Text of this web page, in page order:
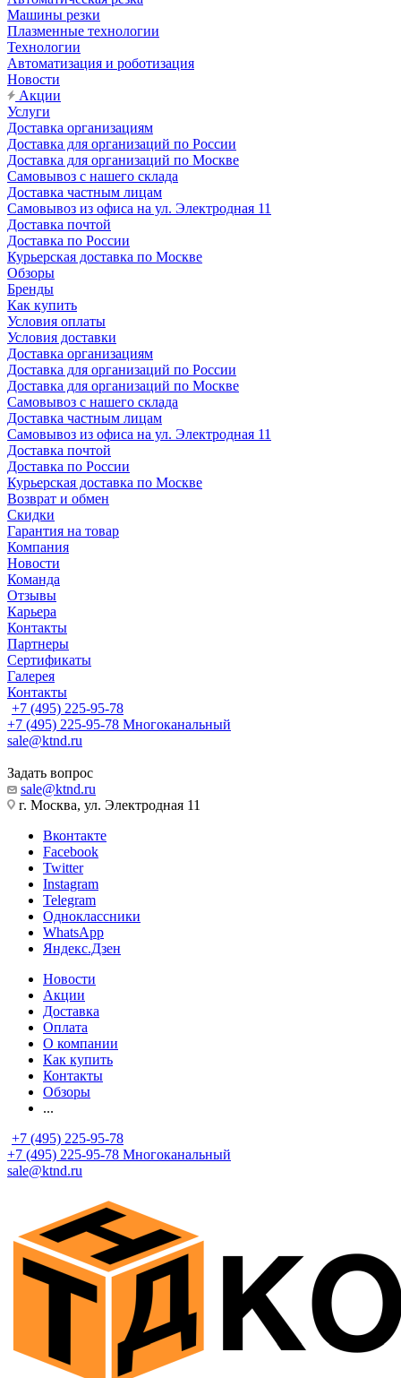
Машины резки
Плазменные технологии
Технологии
Автоматизация и роботизация
Новости
Акции
Услуги
Доставка организациям
Доставка для организаций по России
Доставка для организаций по Москве
Самовывоз с нашего склада
Доставка частным лицам
Самовывоз из офиса на ул. Электродная 11
Доставка почтой
Доставка по России
Курьерская доставка по Москве
Обзоры
Бренды
Как купить
Условия оплаты
Условия доставки
Доставка организациям
Доставка для организаций по России
Доставка для организаций по Москве
Самовывоз с нашего склада
Доставка частным лицам
Самовывоз из офиса на ул. Электродная 11
Доставка почтой
Доставка по России
Курьерская доставка по Москве
Возврат и обмен
Скидки
Гарантия на товар
Компания
Новости
Команда
Отзывы
Карьера
Контакты
Партнеры
Сертификаты
Галерея
Контакты
+7 (495) 225-95-78
+7 (495) 225-95-78 Многоканальный
sale@ktnd.ru
Задать вопрос
sale@ktnd.ru
г. Москва, ул. Электродная 11
Вконтакте
Facebook
Twitter
Instagram
Telegram
Одноклассники
WhatsApp
Яндекс.Дзен
Новости
Акции
Доставка
Оплата
О компании
Как купить
Контакты
Обзоры
...
+7 (495) 225-95-78
+7 (495) 225-95-78 Многоканальный
sale@ktnd.ru